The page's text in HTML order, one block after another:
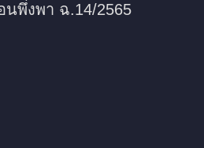
นพึ่งพา ฉ.14/2565